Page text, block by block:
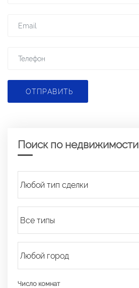
ОТПРАВИТЬ
Поиск по недвижимости
Число комнат